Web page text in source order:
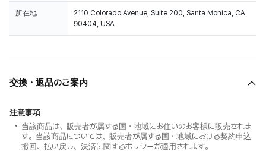
所在地
2110 Colorado Avenue, Suite 200, Santa Monica, CA
90404, USA
交換・返品のご案内
注意事項
当該商品は、販売者が属する国・地域にお住いのお客様に販売されま
す。当該商品については、販売者が属する国・地域における契約申込
撤回、払い戻し、決済に関するポリシーが適用されます。